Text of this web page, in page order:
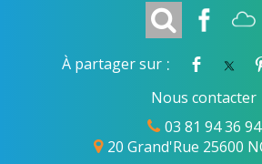
20 Grand'Rue 25600
03 81 94 36 94
Nous contacter
À partager sur :